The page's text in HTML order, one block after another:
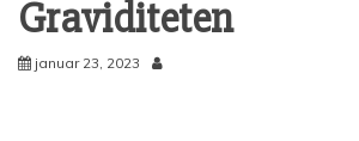
Graviditeten
januar 23, 2023